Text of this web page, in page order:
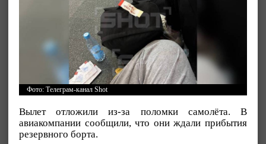
Фото: Телеграм-канал Shot
Вылет отложили из-за поломки самолёта. В
авиакомпании сообщили, что они ждали прибытия
резервного борта.